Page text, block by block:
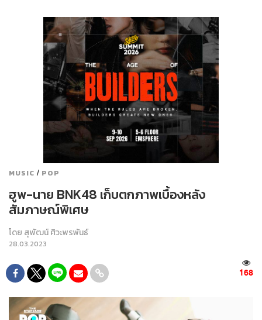
MUSIC / POP
ฮูพ-นาย BNK48 เก็บตกภาพเบื้องหลัง
สัมภาษณ์พิเศษ
โดย สุพัฒน์ ศิวะพรพันธ์
28.03.2023
168